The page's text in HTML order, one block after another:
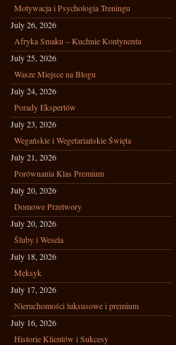
Motywacja i Psychologia Treningu
July 26, 2026
Afryka Smaku – Kuchnie Kontynentu
July 25, 2026
Wasze Miejsce na Blogu
July 24, 2026
Porady Ekspertów
July 23, 2026
Wegańskie i Wegetariańskie Święta
July 21, 2026
Porównania Klas Premium
July 20, 2026
Domowe Przetwory
July 20, 2026
Śluby i Wesela
July 18, 2026
Meksyk
July 17, 2026
Nieruchomości luksusowe i premium
July 16, 2026
Historie Klientów i Sukcesy